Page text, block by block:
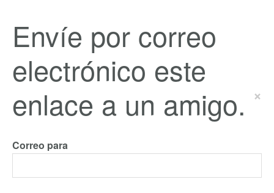
Envíe por correo
electrónico este
enlace a un amigo. ×
Correo para